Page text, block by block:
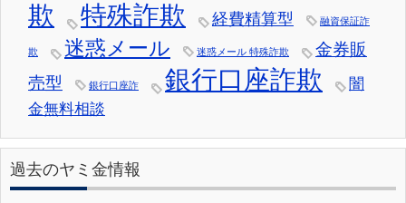
欺
特殊詐欺 経費精算型 融資保証詐
欺 迷惑メール 迷惑メール 特殊詐欺
金券販
売型
銀行口座詐 銀行口座詐欺
闇
金無料相談
過去のヤミ金情報